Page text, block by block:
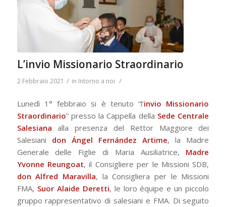
L’invio Missionario Straordinario
2 Febbraio 2021 / in Intorno a noi /
Lunedì 1° febbraio si è tenuto “l’invio Missionario
Straordinario” presso la Cappella della Sede Centrale
Salesiana alla presenza del Rettor Maggiore dei
Salesiani don Ángel Fernández Artime, la Madre
Generale delle Figlie di Maria Ausiliatrice, Madre
Yvonne Reungoat, il Consigliere per le Missioni SDB,
don Alfred Maravilla, la Consigliera per le Missioni
FMA, Suor Alaide Deretti, le loro équipe e un piccolo
gruppo rappresentativo di salesiani e FMA. Di seguito